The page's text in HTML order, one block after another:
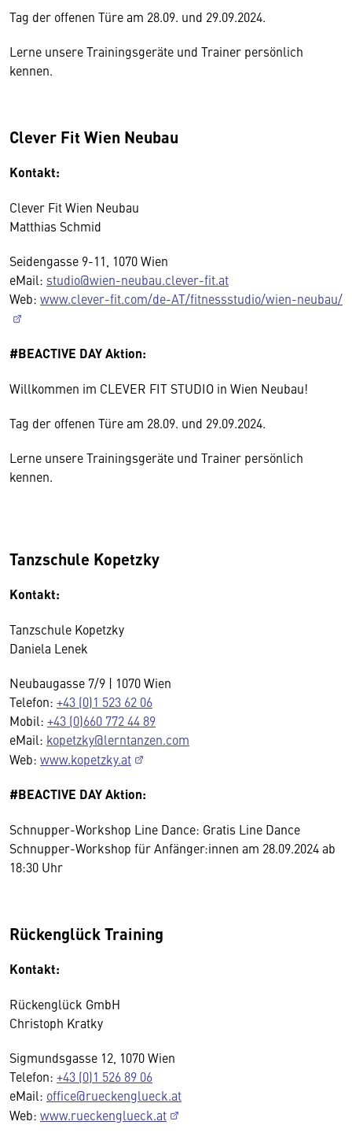
Tag der offenen Türe am 28.09. und 29.09.2024.
Lerne unsere Trainingsgeräte und Trainer persönlich
kennen.
Clever Fit Wien Neubau
Kontakt:
Clever Fit Wien Neubau
Matthias Schmid
Seidengasse 9-11, 1070 Wien
eMail: studio@wien-neubau.clever-fit.at
Web: www.clever-fit.com/de-AT/fitnessstudio/wien-neubau/
#BEACTIVE DAY Aktion:
Willkommen im CLEVER FIT STUDIO in Wien Neubau!
Tag der offenen Türe am 28.09. und 29.09.2024.
Lerne unsere Trainingsgeräte und Trainer persönlich
kennen.
Tanzschule Kopetzky
Kontakt:
Tanzschule Kopetzky
Daniela Lenek
Neubaugasse 7/9 | 1070 Wien
Telefon: +43 (0)1 523 62 06
Mobil: +43 (0)660 772 44 89
eMail: kopetzky@lerntanzen.com
Web: www.kopetzky.at
#BEACTIVE DAY Aktion:
Schnupper-Workshop Line Dance: Gratis Line Dance
Schnupper-Workshop für Anfänger:innen am 28.09.2024 ab
18:30 Uhr
Rückenglück Training
Kontakt:
Rückenglück GmbH
Christoph Kratky
Sigmundsgasse 12, 1070 Wien
Telefon: +43 (0)1 526 89 06
eMail: office@rueckenglueck.at
Web: www.rueckenglueck.at